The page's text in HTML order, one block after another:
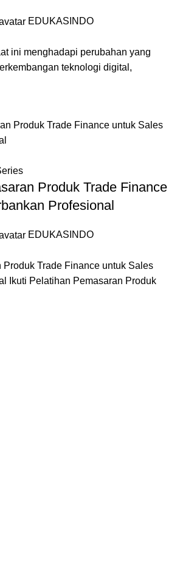
EDUKASINDO
ini menghadapi perubahan yang
teknologi digital,
Produk Trade Finance
Profesional
EDUKASINDO
Produk Trade Finance untuk Sales
Ikuti Pelatihan Pemasaran Produk